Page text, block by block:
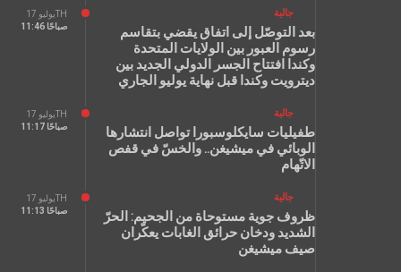
يوليو 17TH
11:46 صباحًا
جالية
بعد التوصّل إلى اتفاق يقضي بتقاسم
رسوم العبور بين الولايات المتحدة
وكندا افتتاح الجسر الدولي الجديد بين
ديترويت وكندا قبل نهاية يوليو الجاري
يوليو 17TH
11:17 صباحًا
جالية
طفيليات سايكلوسبورا تواصل انتشارها
الوبائي في ميشيغن.. والخسّ في قفص
الاتّهام
يوليو 17TH
11:13 صباحًا
جالية
ظروف جوية مستوحاة من الجحيم: الحرّ
الشديد ودخان حرائق الغابات يعكّران
صيف ميشيغن